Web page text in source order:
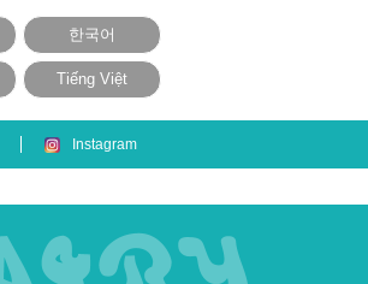
한국어
Tiếng Việt
Instagram